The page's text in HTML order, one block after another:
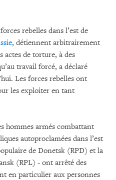
rebelles dans l’est de
, détiennent arbitrairement
actes de torture, à des
travail forcé, a déclaré
Les forces rebelles ont
les exploiter en tant
hommes armés combattant
autoproclamées dans l’est
de Donetsk (RPD) et la
(RPL) - ont arrêté des
en particulier aux personnes